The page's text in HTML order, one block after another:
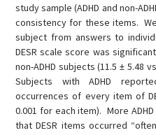
study sample (ADHD and non-
consistency for these items.
subject from answers to
DESR scale score was
non-ADHD subjects (11.5 ± 5.48
Subjects with ADHD
occurrences of every item of
0.001 for each item). More
that DESR items occurred